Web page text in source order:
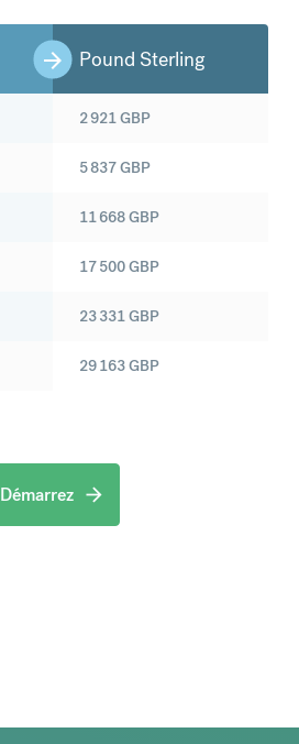
Pound Sterling
2 921GBP
5 837GBP
11 668GBP
17 500GBP
23 331GBP
29 163GBP
Démarrez